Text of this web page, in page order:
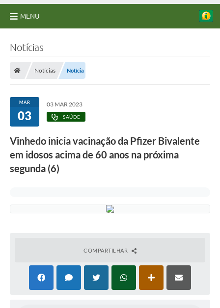
MENU
Licitações
Transparência
Concursos e Processos Seletivos
Defesa Civil
Notícias
Notícias Notícia
MAR
03
03 MAR 2023
SAÚDE
Vinhedo inicia vacinação da Pfizer Bivalente
em idosos acima de 60 anos na próxima
segunda (6)
COMPARTILHAR